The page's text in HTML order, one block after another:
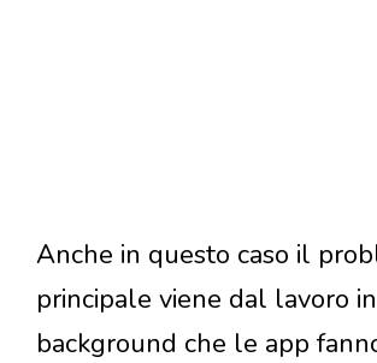
Anche in questo caso il
principale viene dal lavoro in
background che le app